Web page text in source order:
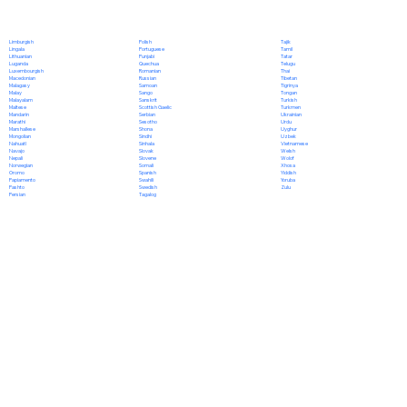
Limburgish
Lingala
Lithuanian
Luganda
Luxembourgish
Macedonian
Malagasy
Malay
Malayalam
Maltese
Mandarin
Marathi
Marshallese
Mongolian
Nahuatl
Navajo
Nepali
Norwegian
Oromo
Papiamento
Pashto
Persian
Polish
Portuguese
Punjabi
Quechua
Romanian
Russian
Samoan
Sango
Sanskrit
Scottish Gaelic
Serbian
Sesotho
Shona
Sindhi
Sinhala
Slovak
Slovene
Somali
Spanish
Swahili
Swedish
Tagalog
Tajik
Tamil
Tatar
Telugu
Thai
Tibetan
Tigrinya
Tongan
Turkish
Turkmen
Ukrainian
Urdu
Uyghur
Uzbek
Vietnamese
Welsh
Wolof
Xhosa
Yiddish
Yoruba
Zulu